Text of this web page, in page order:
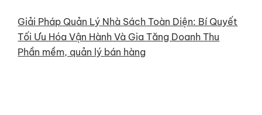
Giải Pháp Quản Lý Nhà Sách Toàn Diện: Bí Quyết
Tối Ưu Hóa Vận Hành Và Gia Tăng Doanh Thu
Phần mềm, quản lý bán hàng